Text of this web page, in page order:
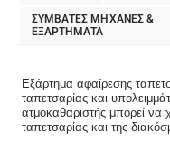
ΣΥΜΒΑΤΕΣ ΜΗΧΑΝΕΣ &
ΕΞΑΡΤΗΜΑΤΑ
Εξάρτημα αφαίρεσης
ταπετσαρίας και
ατμοκαθαριστής μπορεί να
ταπετσαρίας και της